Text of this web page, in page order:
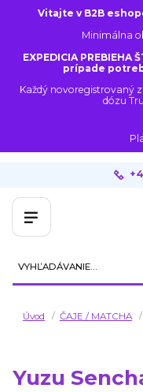
Vitajte v B2B
Minimálna
EXPEDICIA PREBIEHA
prípade
Každý novoregistrovaný
dózu
Úvod ČAJE / MATCHA
Yuzu